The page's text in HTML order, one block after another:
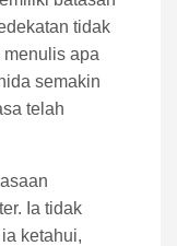
tidak
apa
semakin
telah
Ia tidak
ketahui,